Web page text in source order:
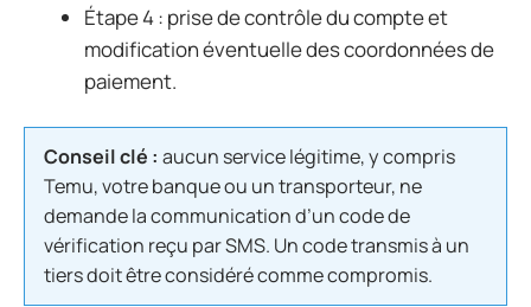
Étape 4 : prise de contrôle du compte et
modification éventuelle des coordonnées de
paiement.
Conseil clé : aucun service légitime, y compris
Temu, votre banque ou un transporteur, ne
demande la communication d’un code de
vérification reçu par SMS. Un code transmis à un
tiers doit être considéré comme compromis.